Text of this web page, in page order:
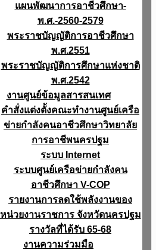
แผนพัฒนาการอาชีวศึกษา-
พ.ศ.-2560-2579
พระราชบัญญัติการอาชีวศึกษา
พ.ศ.2551
พระราชบัญญัติการศึกษาแห่งชาติ
พ.ศ.2542
งานศูนย์ข้อมูลสารสนเทศ
คำสั่งแต่งตั้งคณะทำงานศูนย์เครือ
ข่ายกำลังคนอาชีวศึกษาวิทยาลัย
การอาชีพนครปฐม
ระบบ Internet
ระบบศูนย์เครือข่ายกำลังคน
อาชีวศึกษา V-COP
รายงานการลดใช้พลังงานของ
หน่วยงานราชการ จังหวัดนครปฐม
รางวัลที่ได้รับ 65-68
งานความร่วมมือ